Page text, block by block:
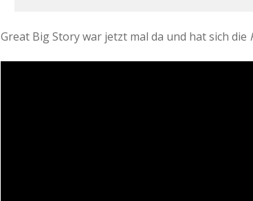
Great Big Story war jetzt mal da und hat sich die